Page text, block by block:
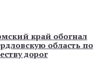
край обогнал
область по
дорог